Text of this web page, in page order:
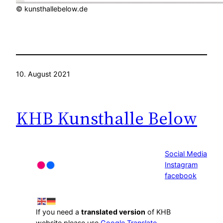
© kunsthallebelow.de
10. August 2021
KHB Kunsthalle Below
Social Media
Instagram
facebook
If you need a translated version of KHB